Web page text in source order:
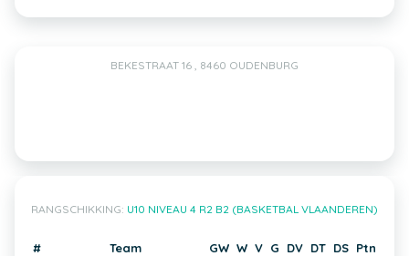
BEKESTRAAT 16 , 8460 OUDENBURG
RANGSCHIKKING: U10 NIVEAU 4 R2 B2 (BASKETBAL VLAANDEREN)
# Team GW W V G DV DT DS Ptn